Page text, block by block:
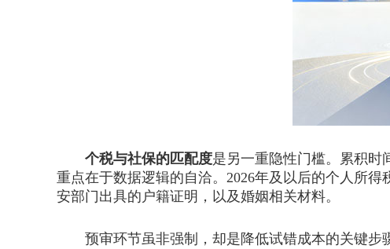
个税与社保的匹配度是另一重隐性门槛。累积时
重点在于数据逻辑的自洽。2026年及以后的个人所
安部门出具的户籍证明，以及婚姻相关材料。
预审环节虽非强制，却是降低试错成本的关键步